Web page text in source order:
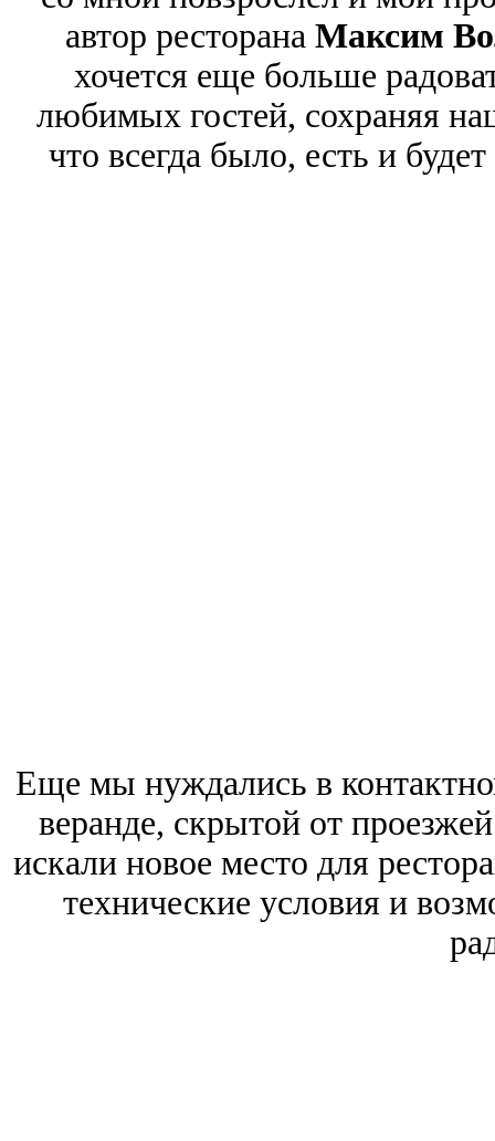
автор ресторана Максим
хочется еще больше
любимых гостей, сохраняя
что всегда было, есть и
Еще мы нуждались в
веранде, скрытой от
искали новое место для
технические условия и